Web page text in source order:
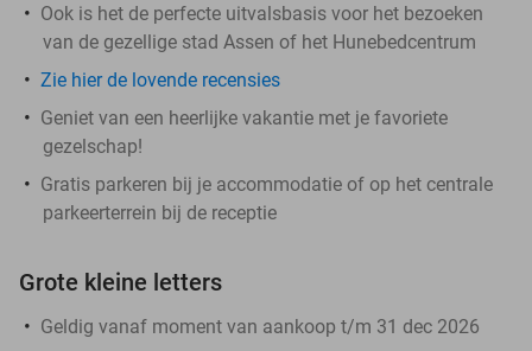
Ook is het de perfecte uitvalsbasis voor het bezoeken
van de gezellige stad Assen of het Hunebedcentrum
Zie hier de lovende recensies
Geniet van een heerlijke vakantie met je favoriete
gezelschap!
Gratis parkeren bij je accommodatie of op het centrale
parkeerterrein bij de receptie
Grote kleine letters
Geldig vanaf moment van aankoop t/m 31 dec 2026